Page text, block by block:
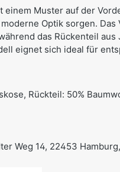
einem Muster auf der
Optik sorgen. Das
das Rückenteil
eignet sich ideal für
Rückteil: 50%
Weg 14, 22453